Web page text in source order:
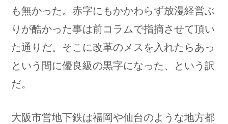
も無かった。赤字にもかかわらず放漫経営ぶ
りが酷かった事は前コラムで指摘させて頂い
た通りだ。そこに改革のメスを入れたらあっ
という間に優良級の黒字になった、という訳
だ。
大阪市営地下鉄は福岡や仙台のような地方都